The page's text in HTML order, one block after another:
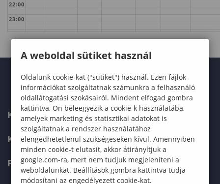
22:00
23:00
KARUNK
KÉPZÉSEK
FELVÉTELIZŐKNEK
A weboldal sütiket használ
Oldalunk cookie-kat ("sütiket") használ. Ezen fájlok
információkat szolgáltatnak számunkra a felhasználó
oldallátogatási szokásairól. Mindent elfogad gombra
kattintva, Ön beleegyezik a cookie-k használatába,
amelyek marketing és statisztikai adatokat is
szolgáltatnak a rendszer használatához
elengedhetetlenül szükségeseken kívül. Amennyiben
minden cookie-t elutasít, akkor átirányítjuk a
google.com-ra, mert nem tudjuk megjeleníteni a
weboldalunkat. Beállítások gombra kattintva tudja
módosítani az engedélyezett cookie-kat.